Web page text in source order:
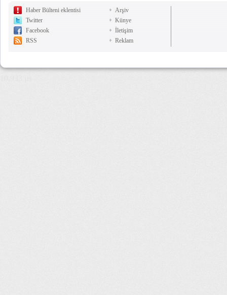
Haber Bülteni eklentisi
Twitter
Facebook
RSS
Arşiv
Künye
İletişim
Reklam